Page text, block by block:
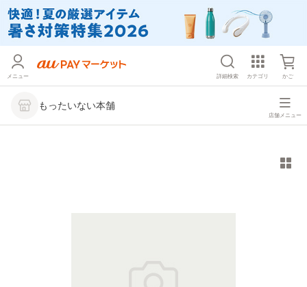
メニュー 詳細検索 カテゴリ かご
もったいない本舗
店舗メニュー